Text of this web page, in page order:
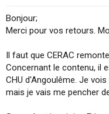
Bonjour;
Merci pour vos retours.
Il faut que CERAC
Concernant le contenu, il
CHU d'Angoulême. Je
mais je vais me pencher